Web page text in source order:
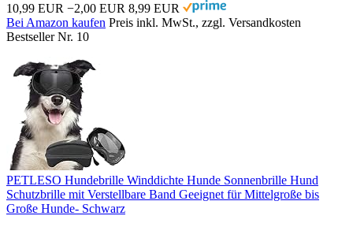
10,99 EUR −2,00 EUR 8,99 EUR
Bei Amazon kaufen Preis inkl. MwSt., zzgl. Versandkosten
Bestseller Nr. 10
PETLESO Hundebrille Winddichte Hunde Sonnenbrille Hund
Schutzbrille mit Verstellbare Band Geeignet für Mittelgroße bis
Große Hunde- Schwarz